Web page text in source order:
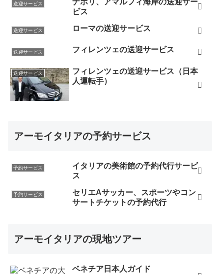
送迎サービス
ナポリ、アマルフィ海岸の送迎サー
ビス
送迎サービス ローマの送迎サービス
送迎サービス フィレンツェの送迎サービス
送迎サービス
フィレンツェの送迎サービス（日本
人運転手）
アーモイタリアの予約サービス
予約サービス
イタリアの美術館の予約代行サービ
ス
予約サービス
セリエAサッカー、スポーツやコン
サートチケットの予約代行
アーモイタリアの現地ツアー
ベネチア日本人ガイド